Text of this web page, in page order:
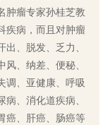
肿瘤专家孙桂芝教
疾病，而且对肿瘤
、脱发、乏力、
、纳差、便秘、
调、亚健康、呼吸
、消化道疾病、
癌、肝癌、肠癌等